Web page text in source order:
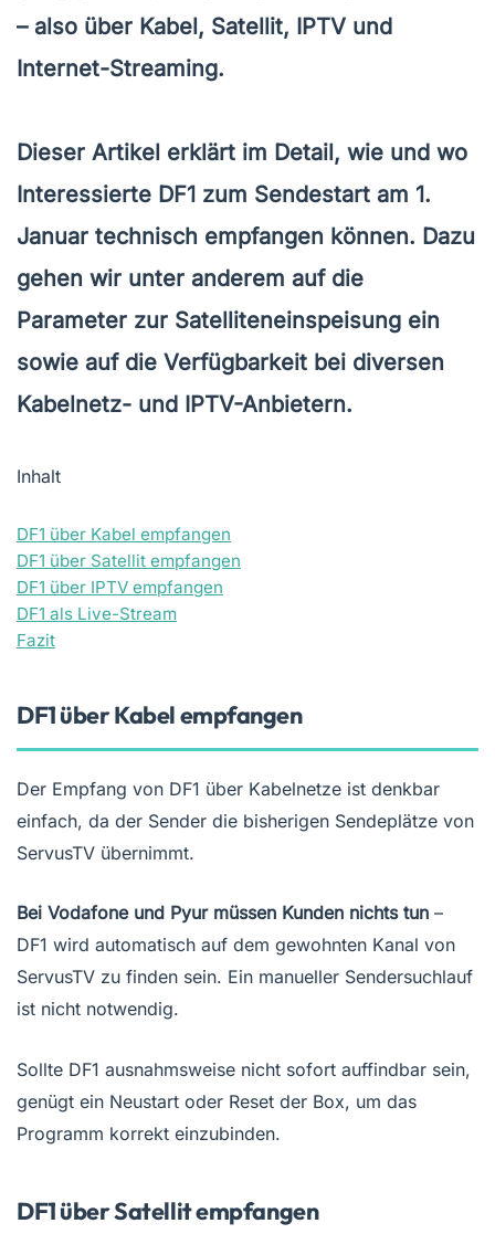
– also über Kabel, Satellit, IPTV und
Internet-Streaming.
Dieser Artikel erklärt im Detail, wie und wo
Interessierte DF1 zum Sendestart am 1.
Januar technisch empfangen können. Dazu
gehen wir unter anderem auf die
Parameter zur Satelliteneinspeisung ein
sowie auf die Verfügbarkeit bei diversen
Kabelnetz- und IPTV-Anbietern.
Inhalt
DF1 über Kabel empfangen
DF1 über Satellit empfangen
DF1 über IPTV empfangen
DF1 als Live-Stream
Fazit
DF1 über Kabel empfangen
Der Empfang von DF1 über Kabelnetze ist denkbar
einfach, da der Sender die bisherigen Sendeplätze von
ServusTV übernimmt.
Bei Vodafone und Pyur müssen Kunden nichts tun –
DF1 wird automatisch auf dem gewohnten Kanal von
ServusTV zu finden sein. Ein manueller Sendersuchlauf
ist nicht notwendig.
Sollte DF1 ausnahmsweise nicht sofort auffindbar sein,
genügt ein Neustart oder Reset der Box, um das
Programm korrekt einzubinden.
DF1 über Satellit empfangen